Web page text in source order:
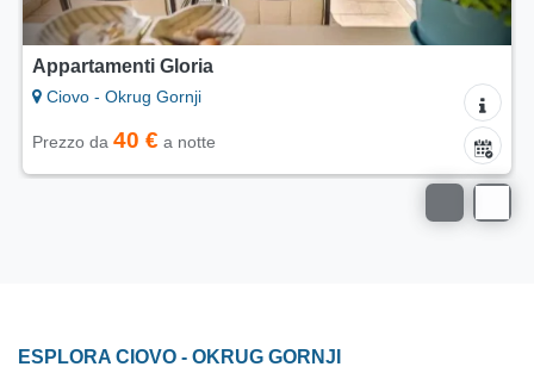
Appartamenti Gloria
Ciovo - Okrug Gornji
Prezzo da 40 € a notte
ESPLORA CIOVO - OKRUG GORNJI